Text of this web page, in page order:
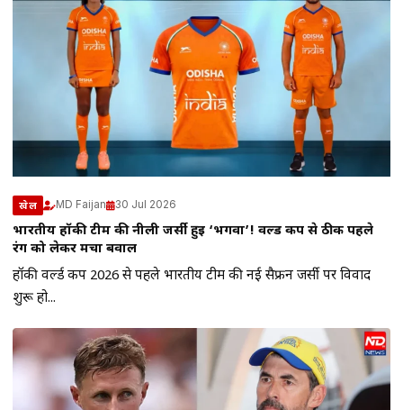
खेल MD Faijan 30 Jul 2026
भारतीय हॉकी टीम की नीली जर्सी हुई ‘भगवा’! वर्ल्ड कप से ठीक पहले
रंग को लेकर मचा बवाल
हॉकी वर्ल्ड कप 2026 से पहले भारतीय टीम की नई सैफ्रन जर्सी पर विवाद
शुरू हो...